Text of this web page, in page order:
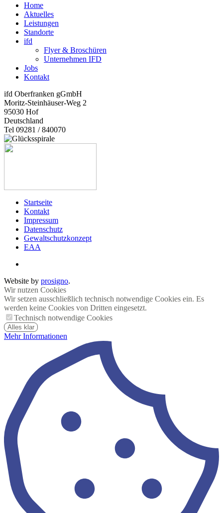
Home
Aktuelles
Leistungen
Standorte
ifd
Flyer & Broschüren
Unternehmen IFD
Jobs
Kontakt
ifd Oberfranken gGmbH
Moritz-Steinhäuser-Weg 2
95030 Hof
Deutschland
Tel 09281 / 840070
Startseite
Kontakt
Impressum
Datenschutz
Gewaltschutzkonzept
EAA
Website by prosigno.
Wir nutzen Cookies
Wir setzen ausschließlich technisch notwendige Cookies ein. Es
werden keine Cookies von Dritten eingesetzt.
Technisch notwendige Cookies
Alles klar
Mehr Informationen